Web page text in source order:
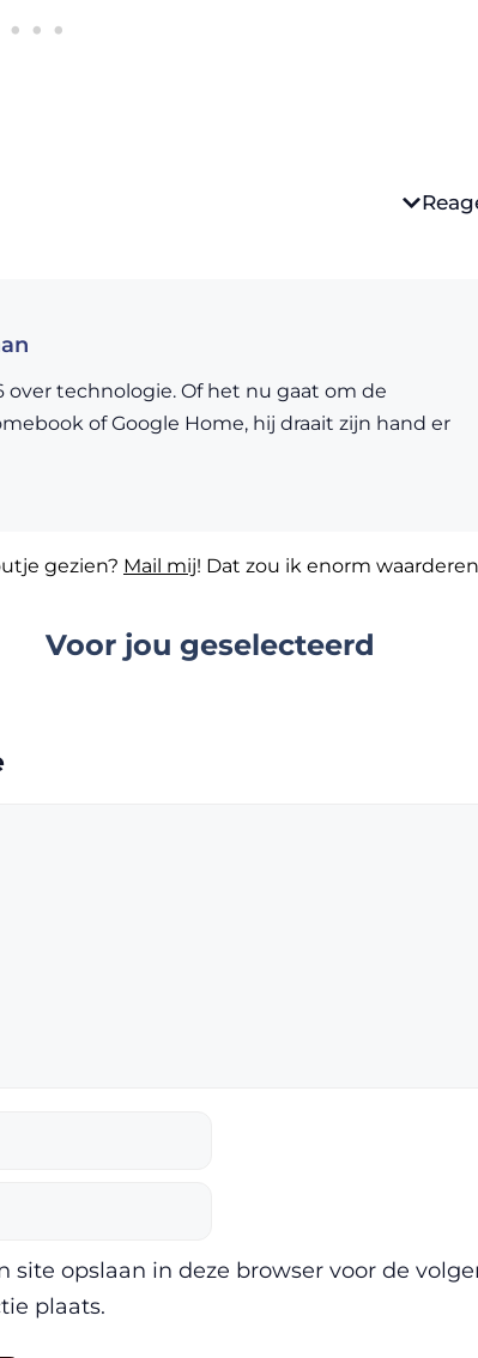
over technologie. Of het nu gaat om de
of Google Home, hij draait zijn hand er
gezien? Mail mij! Dat zou ik enorm
Voor jou geselecteerd
site opslaan in deze browser voor de
plaats.